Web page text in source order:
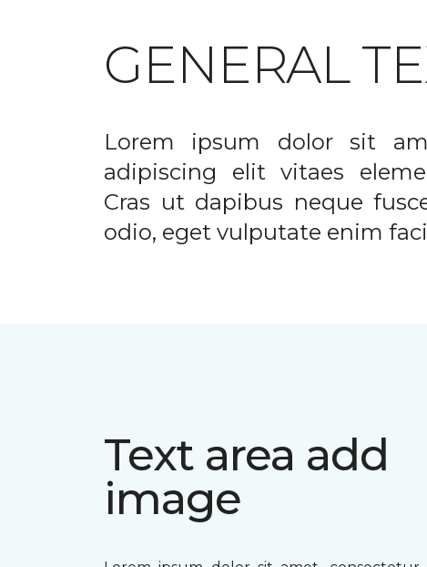
GENERAL
Lorem ipsum dolor sit
adipiscing elit vitaes
Cras ut dapibus neque
odio, eget vulputate enim
Text area add
image